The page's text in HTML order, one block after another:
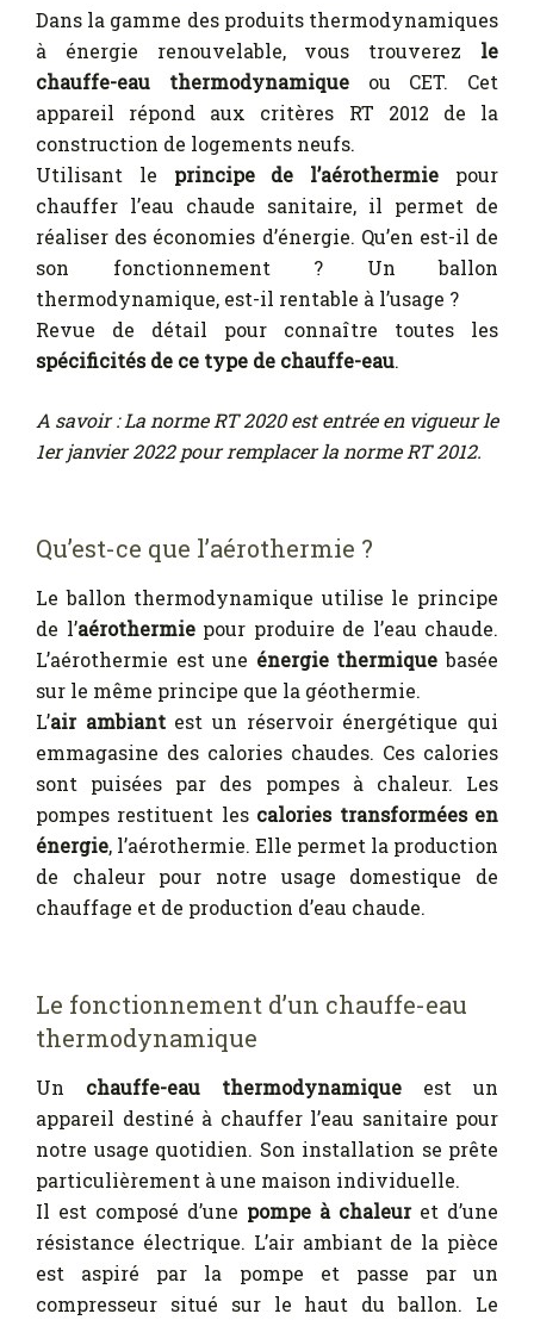
Dans la gamme des produits thermodynamiques
à énergie renouvelable, vous trouverez le
chauffe-eau thermodynamique ou CET. Cet
appareil répond aux critères RT 2012 de la
construction de logements neufs.
Utilisant le principe de l’aérothermie pour
chauffer l’eau chaude sanitaire, il permet de
réaliser des économies d’énergie. Qu’en est-il de
son fonctionnement ? Un ballon
thermodynamique, est-il rentable à l’usage ?
Revue de détail pour connaître toutes les
spécificités de ce type de chauffe-eau.
A savoir : La norme RT 2020 est entrée en vigueur le
1er janvier 2022 pour remplacer la norme RT 2012.
Qu’est-ce que l’aérothermie ?
Le ballon thermodynamique utilise le principe
de l’aérothermiepour produire de l’eau chaude.
L’aérothermie est une énergie thermique basée
sur le même principe que la géothermie.
L’air ambiantest un réservoir énergétique qui
emmagasine des calories chaudes. Ces calories
sont puisées par des pompes à chaleur. Les
pompes restituent les calories transformées en
énergie, l’aérothermie. Elle permet la production
de chaleur pour notre usage domestique de
chauffage et de production d’eau chaude.
Le fonctionnement d’un chauffe-eau
thermodynamique
Un chauffe-eau thermodynamique est un
appareil destiné à chauffer l’eau sanitaire pour
notre usage quotidien. Son installation se prête
particulièrement à une maison individuelle.
Il est composé d’une pompe à chaleur et d’une
résistance électrique. L’air ambiant de la pièce
est aspiré par la pompe et passe par un
compresseur situé sur le haut du ballon. Le